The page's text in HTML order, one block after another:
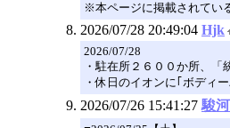
※本ページに掲載されてい
2026/07/28 20:49:04 Hjk
2026/07/28
・駐在所２６００か所、
・休日のイオンに｢ボディ
2026/07/26 15:41:27 駿